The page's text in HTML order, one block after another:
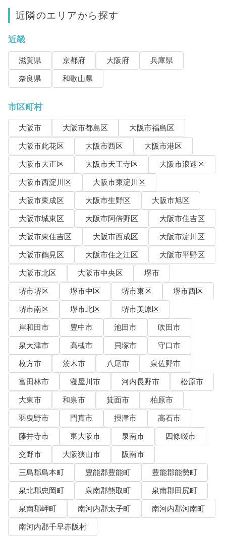
近隣のエリアから探す
近畿
滋賀県 京都府 大阪府
兵庫県
奈良県
和歌山県
市区町村
大阪市 大阪市都島区
大阪市福島区
大阪市此花区
大阪市西区
大阪市港区
大阪市大正区
大阪市天王寺区
大阪市浪速区
大阪市西淀川区
大阪市東淀川区
大阪市東成区
大阪市生野区
大阪市旭区
大阪市城東区
大阪市阿倍野区
大阪市住吉区
大阪市東住吉区
大阪市西成区
大阪市淀川区
大阪市鶴見区
大阪市住之江区
大阪市平野区
大阪市北区
大阪市中央区
堺市
堺市堺区
堺市中区 堺市東区
堺市西区
堺市南区
堺市北区
堺市美原区
岸和田市
豊中市 池田市
吹田市
泉大津市
高槻市 貝塚市
守口市
枚方市
茨木市 八尾市
泉佐野市
富田林市
寝屋川市 河内長野市
松原市
大東市
和泉市 箕面市
柏原市
羽曳野市
門真市 摂津市
高石市
藤井寺市
東大阪市 泉南市
四條畷市
交野市
大阪狭山市
阪南市
三島郡島本町
豊能郡豊能町
豊能郡能勢町
泉北郡忠岡町
泉南郡熊取町
泉南郡田尻町
泉南郡岬町
南河内郡太子町
南河内郡河南町
南河内郡千早赤阪村